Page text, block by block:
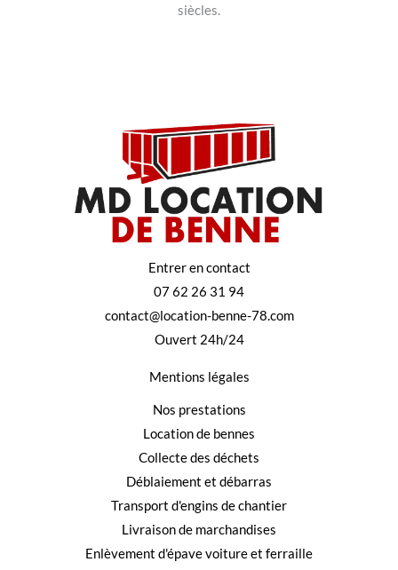
siècles.
Entrer en contact
07 62 26 31 94
contact@location-benne-78.com
Ouvert 24h/24
Mentions légales
Nos prestations
Location de bennes
Collecte des déchets
Déblaiement et débarras
Transport d'engins de chantier
Livraison de marchandises
Enlèvement d'épave voiture et ferraille